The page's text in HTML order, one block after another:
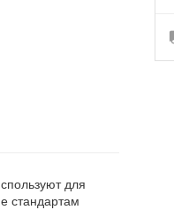
для
стандартам